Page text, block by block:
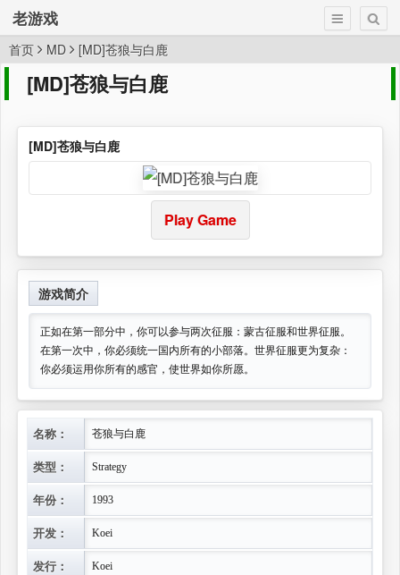
老游戏
首页 MD [MD]苍狼与白鹿
[MD]苍狼与白鹿
[MD]苍狼与白鹿
Play Game
游戏简介
正如在第一部分中，你可以参与两次征服：蒙古征服和世界征服。
在第一次中，你必须统一国内所有的小部落。世界征服更为复杂：
你必须运用你所有的感官，使世界如你所愿。
名称： 苍狼与白鹿
类型： Strategy
年份： 1993
开发： Koei
发行： Koei